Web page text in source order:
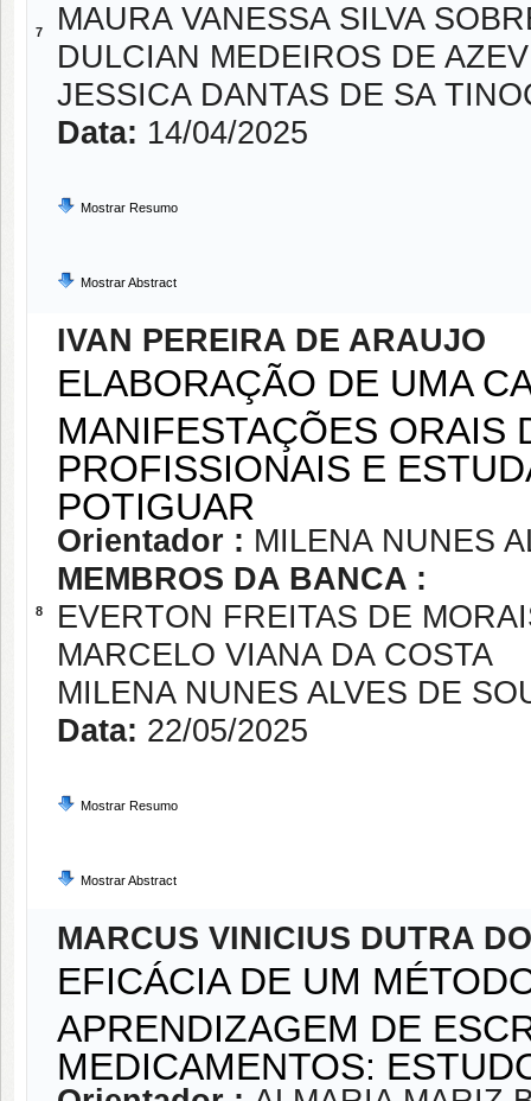
7
MAURA VANESSA SILVA
DULCIAN MEDEIROS DE
JESSICA DANTAS DE SA
Data: 14/04/2025
Mostrar Resumo
Mostrar Abstract
8
IVAN PEREIRA DE ARAUJO
ELABORAÇÃO DE UMA
MANIFESTAÇÕES ORAIS
PROFISSIONAIS E
POTIGUAR
Orientador : MILENA NUNES
MEMBROS DA BANCA :
EVERTON FREITAS DE
MARCELO VIANA DA COSTA
MILENA NUNES ALVES DE
Data: 22/05/2025
Mostrar Resumo
Mostrar Abstract
MARCUS VINICIUS DUTRA
EFICÁCIA DE UM
APRENDIZAGEM DE
MEDICAMENTOS: